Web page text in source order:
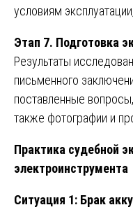
условиям
Этап 7. Подготовка
Результаты
письменного
поставленные
также фотографии и
Практика судебной
электроинструмента
Ситуация 1: Брак